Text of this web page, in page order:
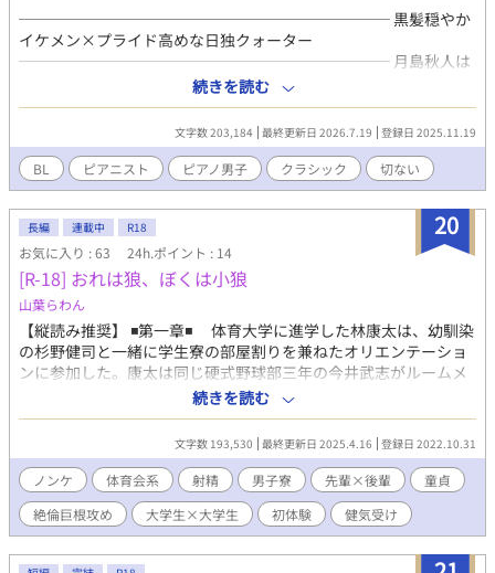
──────────────────────── 黒髪穏やか
イケメン×プライド高めな日独クォーター
──────────────────────── 月島秋人は
ピアニストを目指している。 プロのピアニストである母がヨーロ
ッパを拠点に活動しているためそれに付いて回る生活を送ってい
たが、中学進学を機に日本の音楽学校に入学させられて寮暮らし
をスタートすることに。 ルームメイトになったのは、東城陽介。
国内外のピアノコンクールで優勝し続けていた秋人が一度だけ
『二番』になった時に『一番』を掻っ攫っていった、物腰の柔ら
かい少年であった。 慣れない日本での生活を送るが、やけにスキ
ンシップが過多な陽介に「好き」だと言われ…？ 「おまえ、東城
陽介？」 「好き、愛してる。……これ、ドイツ語だとなんて言う
の？」 「大丈夫だよ、俺は絶対に月島のこと裏切らないから」
──難攻不落かと思われた孤高の天才は愛に飢えていた── 「俺
は愛してるよ、……陽介のこと」 これは、二人の"天才"が世界の
片隅で"家族"として幸せになるまでの物語である。 26/03/13 本
編完結！ 26/03/23～ 番外編更新中です（日曜・木曜）
続きを読む
文字数 203,184 最終更新日 2026.7.19 登録日 2025.11.19
BL ピアニスト ピアノ男子 クラシック 切ない
20
長編 連載中 R18
お気に入り : 63 24h.ポイント : 14
[R-18] おれは狼、ぼくは小狼
山葉らわん
【縦読み推奨】 ◾️第一章◾️ 体育大学に進学した林康太は、幼馴染
の杉野健司と一緒に学生寮の部屋割りを兼ねたオリエンテーショ
ンに参加した。康太は同じ硬式野球部三年の今井武志がルームメ
イトであればと願っていた。 その最終日の夜。康太は男子風呂
で水球部三年の森大樹と出会う。大樹は「ウルフ」とあだ名され
ていた。康太は、大樹の若き狼のような裸身に目を奪われてしま
うのだった。 ◾️第二章◾️ 翌朝、部屋割りの発表があった。康太の
部屋は４０１号室で、ルームメイトは大樹だった。武志は康太に
対し、大樹と兄弟みたいだからと「リトル・ウルフ」と名づけ
る。どうやら大樹と康太は「そっくりだから」同室になったらし
かった。 ◾️第三章◾️ 大樹は康太に「要らない寮の規則は、片っ端
から破っていこう」と誘いかける。康太もその考えには基本的に
続きを読む
文字数 193,530 最終更新日 2025.4.16 登録日 2022.10.31
ノンケ 体育会系 射精 男子寮 先輩×後輩
童貞
絶倫巨根攻め
大学生×大学生 初体験 健気受け